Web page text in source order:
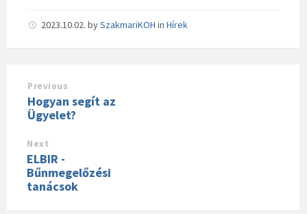
2023.10.02. bySzakmariKOH in Hírek
Previous
Hogyan segít az
Ügyelet?
Next
ELBIR -
Bűnmegelőzési
tanácsok